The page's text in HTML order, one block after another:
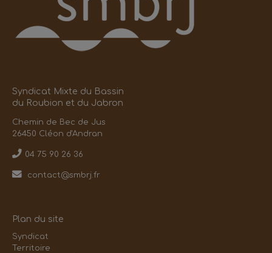
Syndicat Mixte du Bassin
du Roubion et du Jabron
Chemin de Bec de Jus
26450 Cléon d'Andran
04 75 90 26 36
contact@smbrj.fr
Plan du site
Syndicat
Territoire